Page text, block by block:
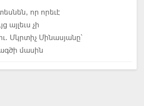
որ որեւէ
այլեւս չի
Մկրտիչ Մինասյանը՝
մասին